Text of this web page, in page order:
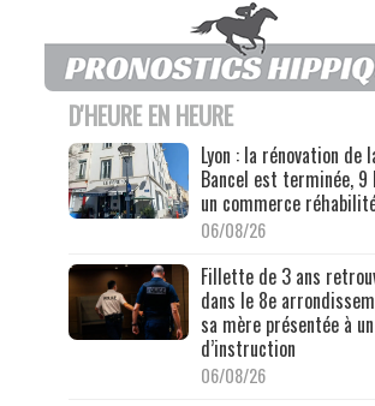
D'HEURE EN HEURE
Lyon : la rénovation de
Bancel est terminée,
un commerce
06/08/26
Fillette de 3 ans
dans le 8e
sa mère présentée à
d’instruction
06/08/26